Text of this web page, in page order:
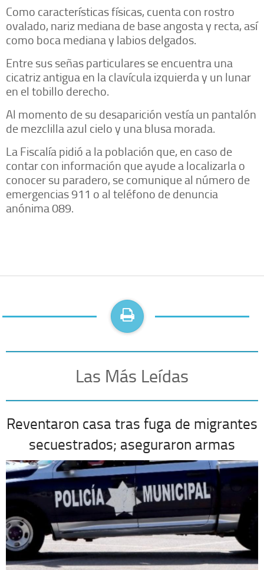
Como características físicas, cuenta con rostro
ovalado, nariz mediana de base angosta y recta, así
como boca mediana y labios delgados.
Entre sus señas particulares se encuentra una
cicatriz antigua en la clavícula izquierda y un lunar
en el tobillo derecho.
Al momento de su desaparición vestía un pantalón
de mezclilla azul cielo y una blusa morada.
La Fiscalía pidió a la población que, en caso de
contar con información que ayude a localizarla o
conocer su paradero, se comunique al número de
emergencias 911 o al teléfono de denuncia
anónima 089.
Las Más Leídas
Reventaron casa tras fuga de migrantes
secuestrados; aseguraron armas